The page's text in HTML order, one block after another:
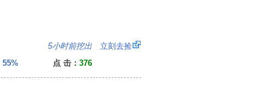
5小时前挖出 立刻去捡
55% 点 击： 376